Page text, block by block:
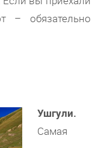
– обязательно
Ушгули.
Самая